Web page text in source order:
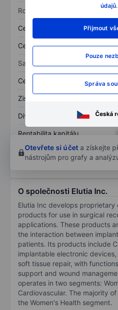
údajů.
Přijmout
Pouze
Správa
Česká
Rozvaha
Celková aktiva
Celkový dluh
Sazby
Cena/tržby
Zisk na akcii
Dividenda na akcii
Rentabilita kapitálu
Otevřete si účet a získejte
nástrojům pro grafy a
O společnosti Elutia Inc.
Elutia Inc develops
products for use in surgical
applications. These products
the interaction between
patients. Its products include
implantable electronic
soft tissue repair, with
support and wound
operates in two segments:
Cardiovascular. The majority
the Women's Health segment.